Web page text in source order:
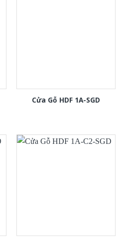
Cửa Gỗ HDF 1A-SGD